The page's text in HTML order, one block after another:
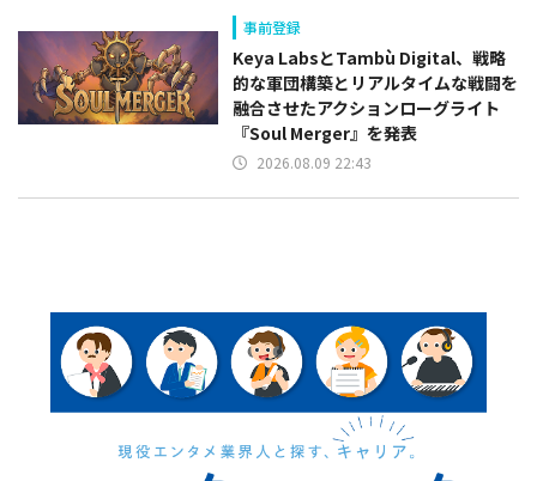
事前登録
Keya LabsとTambù Digital、戦略
的な軍団構築とリアルタイムな戦闘を
融合させたアクションローグライト
『Soul Merger』を発表
2026.08.09 22:43